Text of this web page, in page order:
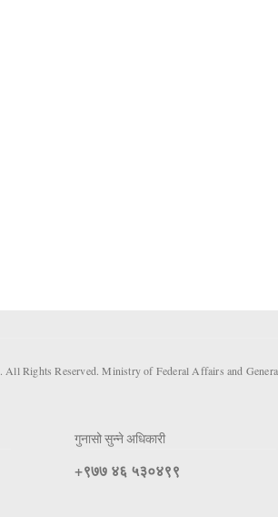
. All Rights Reserved. Ministry of Federal Affairs and
गुनासो सुन्ने अधिकारी
+९७७ ४६ ५३०४९९